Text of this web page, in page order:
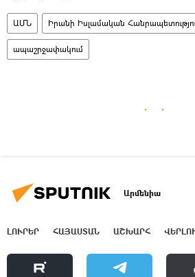
ԱՄՆ Իրանի Իսլամական
ապաշրջափակում
Արմենիա
ԼՈՒՐԵՐ ՀԱՅԱՍՏԱՆ ԱՇԽԱՐՀ